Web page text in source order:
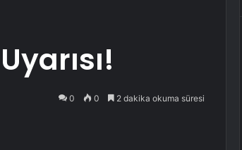
0 0 2 dakika okuma süresi